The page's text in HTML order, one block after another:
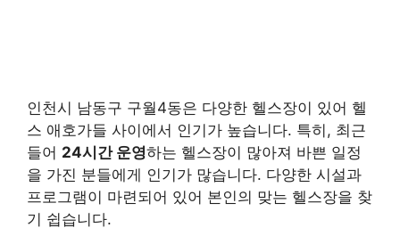
인천시 남동구 구월4동은 다양한 헬스장이 있어 헬
스 애호가들 사이에서 인기가 높습니다. 특히, 최근
들어 24시간 운영하는 헬스장이 많아져 바쁜 일정
을 가진 분들에게 인기가 많습니다. 다양한 시설과
프로그램이 마련되어 있어 본인의 맞는 헬스장을 찾
기 쉽습니다.